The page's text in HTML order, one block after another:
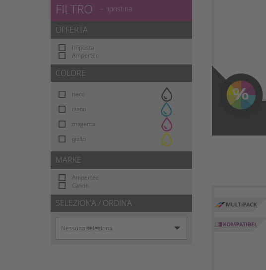
FILTRO - ripristina
OFFERTA
Imposta
Ampertec
COLORE
nero
ciano
magenta
giallo
MARKE
Ampertec
Canon
SELEZIONA / ORDINA